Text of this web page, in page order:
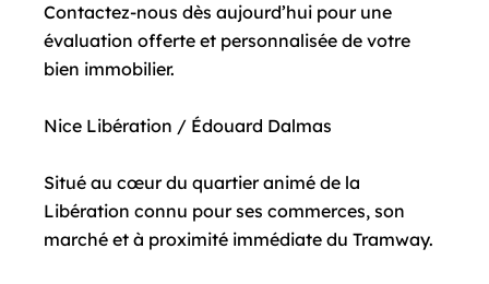
Contactez-nous dès aujourd’hui pour une
évaluation offerte et personnalisée de votre
bien immobilier.
Nice Libération / Édouard Dalmas
Situé au cœur du quartier animé de la
Libération connu pour ses commerces, son
marché et à proximité immédiate du Tramway.